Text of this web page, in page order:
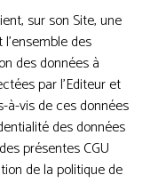
sur son Site, une
des
des données à
par l’Editeur et
à-vis de ces données
des données
présentes CGU
de la politique de